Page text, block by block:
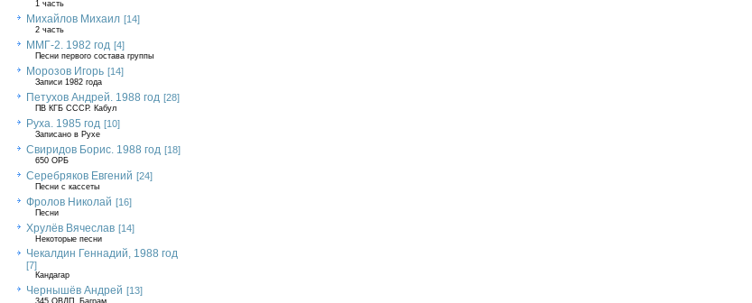
1 часть
Михайлов Михаил [14]
2 часть
ММГ-2. 1982 год [4]
Песни первого состава группы
Морозов Игорь [14]
Записи 1982 года
Петухов Андрей. 1988 год [28]
ПВ КГБ СССР. Кабул
Руха. 1985 год [10]
Записано в Рухе
Свиридов Борис. 1988 год [18]
650 ОРБ
Серебряков Евгений [24]
Песни с кассеты
Фролов Николай [16]
Песни
Хрулёв Вячеслав [14]
Некоторые песни
Чекалдин Геннадий, 1988 год
[7]
Кандагар
Чернышёв Андрей [13]
345 ОВДП, Баграм